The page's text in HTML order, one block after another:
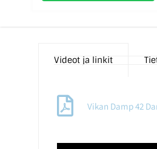
Videot ja linkit
Vikan Damp 42